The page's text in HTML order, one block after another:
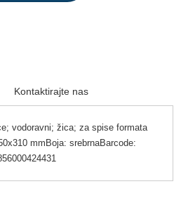
Kontaktirajte nas
vodoravni; žica; za spise formata
mmBoja: srebrnaBarcode: